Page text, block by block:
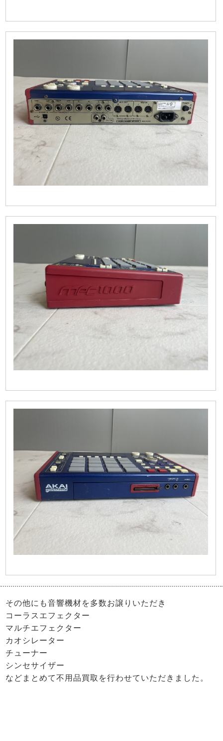
その他にも音響機材を多数お譲りいただき
コーラスエフェクター
マルチエフェクター
カオシレーター
チューナー
シンセサイザー
などまとめて不用品買取を行わせていただきました。